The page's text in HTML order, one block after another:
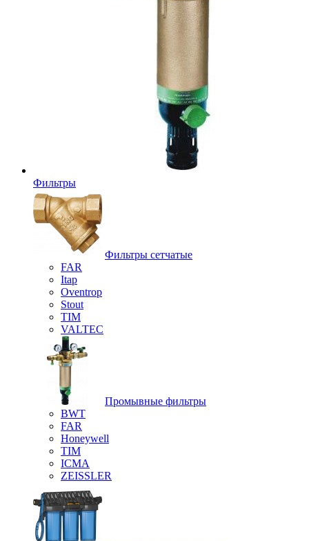
Фильтры
Фильтры сетчатые
FAR
Itap
Oventrop
Stout
TIM
VALTEC
Промывные фильтры
BWT
FAR
Honeywell
TIM
ICMA
ZEISSLER